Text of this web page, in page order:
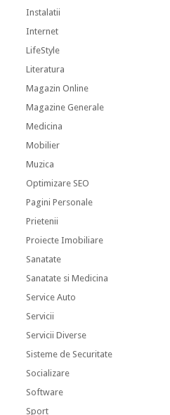
Instalatii
Internet
LifeStyle
Literatura
Magazin Online
Magazine Generale
Medicina
Mobilier
Muzica
Optimizare SEO
Pagini Personale
Prietenii
Proiecte Imobiliare
Sanatate
Sanatate si Medicina
Service Auto
Servicii
Servicii Diverse
Sisteme de Securitate
Socializare
Software
Sport